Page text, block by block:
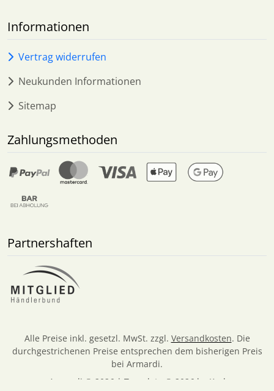
Informationen
Vertrag widerrufen
Neukunden Informationen
Sitemap
Zahlungsmethoden
Partnershaften
Alle Preise inkl. gesetzl. MwSt. zzgl. Versandkosten. Die
durchgestrichenen Preise entsprechen dem bisherigen Preis
bei Armardi.
Armardi © 2026 | Template © 2026 by Karl